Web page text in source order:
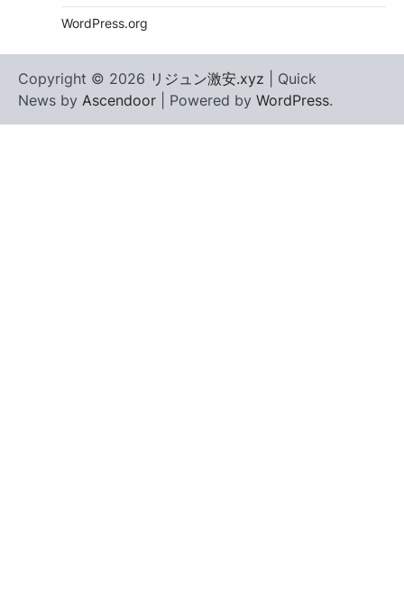
WordPress.org
Copyright © 2026 リジュン激安.xyz | Quick
News by Ascendoor | Powered by WordPress.